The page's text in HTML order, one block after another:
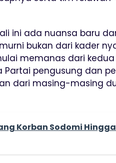
ini ada nuansa baru
bukan dari kader
memanas dari kedua
pengusung dan
dari masing-masing
Korban Sodomi